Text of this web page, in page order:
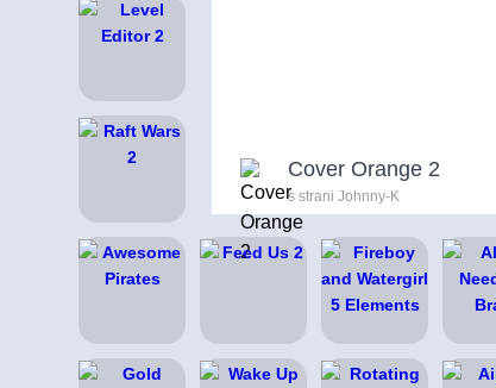
Cover Orange 2
s strani Johnny-K